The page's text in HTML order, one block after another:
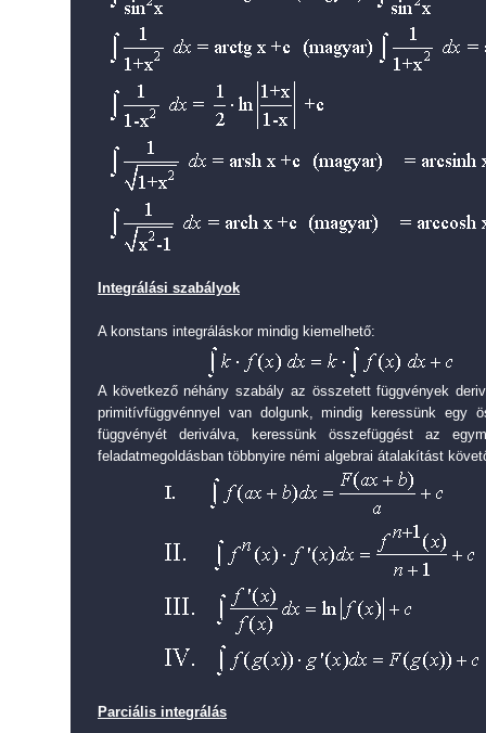
Integrálási szabályok
A konstans integráláskor mindig kiemelhető:
A következő néhány szabály az összetett függvények
primitívfüggvénnyel van dolgunk, mindig keressünk egy
függvényét deriválva, keressünk összefüggést az
feladatmegoldásban többnyire némi algebrai átalakítást
Parciális integrálás